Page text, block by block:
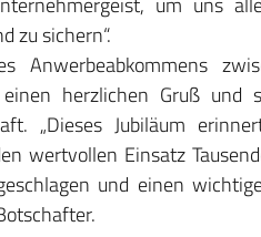
zu sichern“.
Anwerbeabkommens
herzlichen Gruß
„Dieses Jubiläum
wertvollen Einsatz
und einen